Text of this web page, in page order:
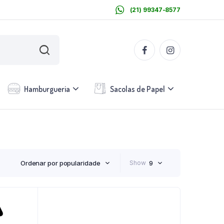
(21) 99347-8577
Hamburgueria Sacolas de Papel
Ordenar por popularidade Show 9